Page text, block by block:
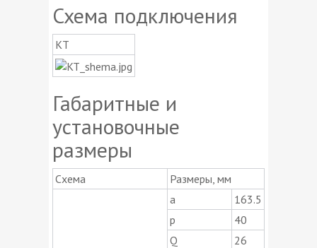
Схема подключения
КТ
Габаритные и
установочные
размеры
Схема
Размеры, мм
a
163.5
p
40
Q
26